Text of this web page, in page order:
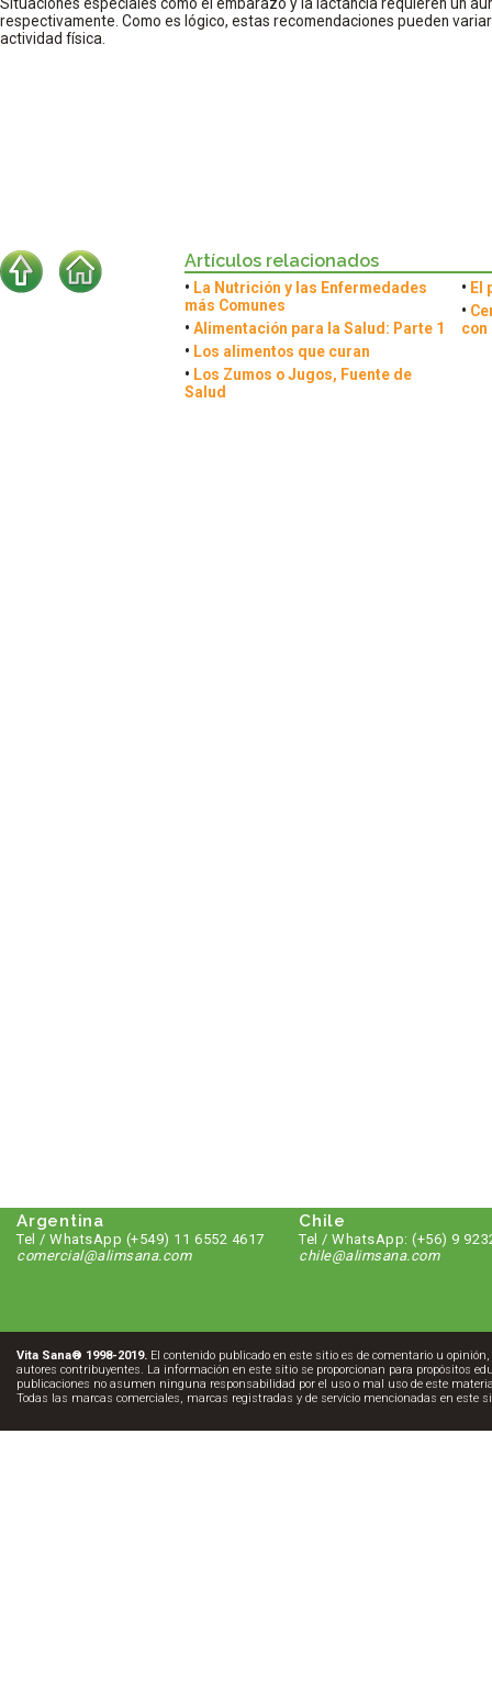
respectivamente. Como es lógico, estas recomendaciones pueden
actividad física.
Artículos relacionados
• La Nutrición y las Enfermedades
más Comunes
• Alimentación para la Salud: Parte 1
• Los alimentos que curan
• Los Zumos o Jugos, Fuente de
Salud
• El
•
con